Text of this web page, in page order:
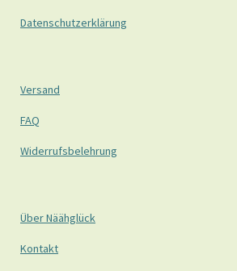
Datenschutzerklärung
Versand
FAQ
Widerrufsbelehrung
Über Näähglück
Kontakt